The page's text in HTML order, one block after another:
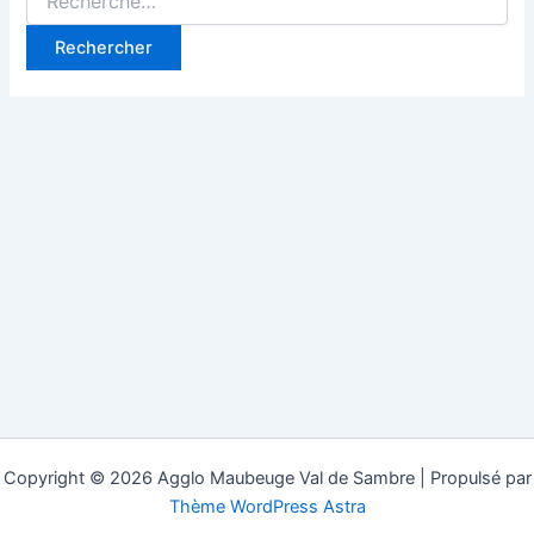
Copyright © 2026 Agglo Maubeuge Val de Sambre | Propulsé par
Thème WordPress Astra